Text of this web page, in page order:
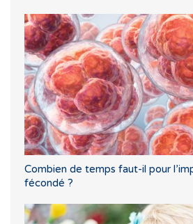
Combien de temps faut-il pour
fécondé ?